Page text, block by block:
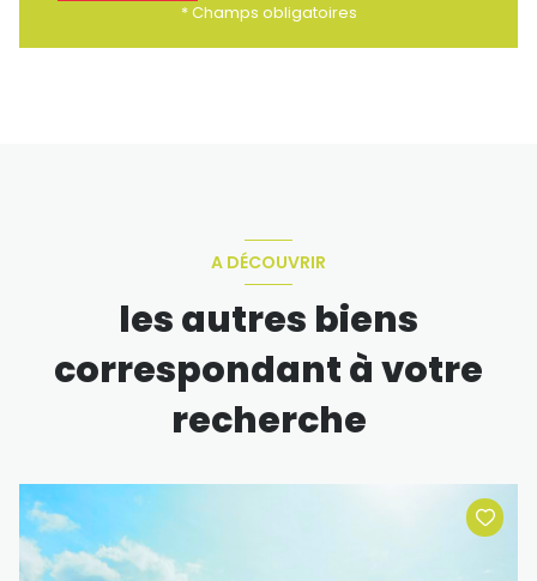
* Champs obligatoires
A DÉCOUVRIR
les autres biens
correspondant à votre
recherche